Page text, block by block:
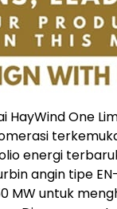
HayWind One
energi
angin tipe
MW untuk